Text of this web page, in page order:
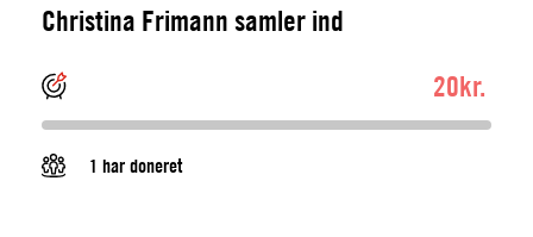
Christina Frimann samler ind
20kr.
1 har doneret